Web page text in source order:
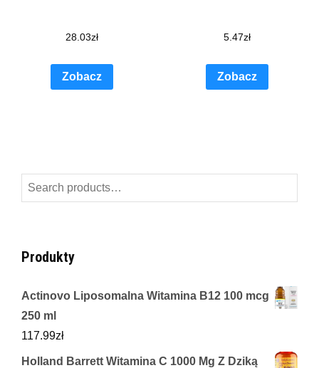
28.03zł
Zobacz
5.47zł
Zobacz
Search
for:
Produkty
Actinovo Liposomalna Witamina B12 100 mcg
250 ml
117.99zł
Holland Barrett Witamina C 1000 Mg Z Dziką